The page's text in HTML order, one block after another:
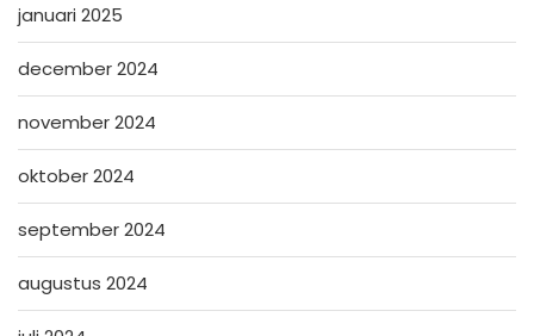
januari 2025
december 2024
november 2024
oktober 2024
september 2024
augustus 2024